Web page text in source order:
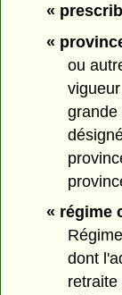
«
«
ou
grande
« régime
dont